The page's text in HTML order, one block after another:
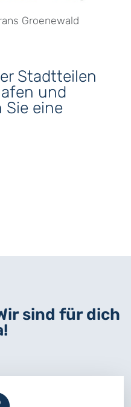
Groenewald
Stadtteilen
und
Sie eine
sind für dich